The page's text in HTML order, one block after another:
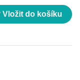
Vložit do košíku